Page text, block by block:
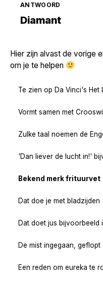
ANTWOORD
Diamant
Hier zijn alvast de vorige
om je te helpen
Te zien op Da Vinci's Het
Vormt samen met
Zulke taal noemen de
'Dan liever de lucht in!'
Bekend merk frituurvet
Dat doe je met bladzijden
Dat doet jus bijvoorbeeld
De mist ingegaan, geflopt
Een reden om eureka te